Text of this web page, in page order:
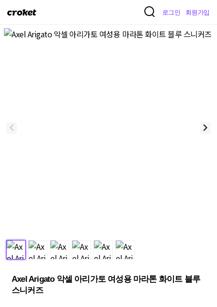
크
켓
로그인 회원가입
Axel Arigato 악셀 아리가토 여성용 마라톤 화이트 블루
스니커즈